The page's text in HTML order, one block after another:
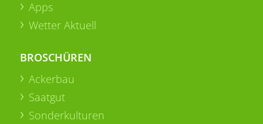
Apps
Wetter Aktuell
BROSCHÜREN
Ackerbau
Saatgut
Sonderkulturen